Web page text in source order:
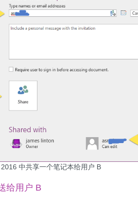
中共享一个笔记本给用户 B
给用户 B